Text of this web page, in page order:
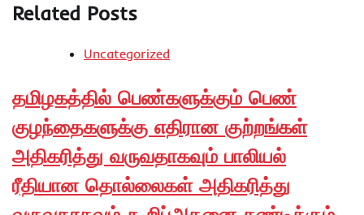
Related Posts
Uncategorized
தமிழகத்தில் பெண்களுக்கும் பெண்
குழந்தைகளுக்கு எதிரான குற்றங்கள்
அதிகரித்து வருவதாகவும் பாலியல்
ரீதியான தொல்லைகள் அதிகரித்து